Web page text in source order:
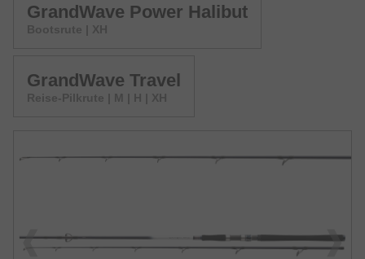
GrandWave Power Halibut
Bootsrute | XH
GrandWave Travel
Reise-Pilkrute | M | H | XH